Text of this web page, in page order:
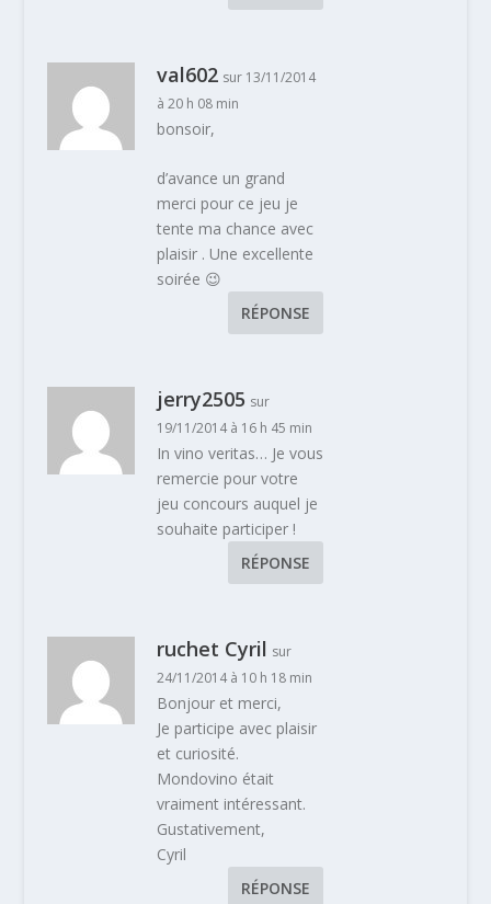
val602 sur 13/11/2014
à 20 h 08 min
bonsoir,
d’avance un grand
merci pour ce jeu je
tente ma chance avec
plaisir . Une excellente
soirée 😉
RÉPONSE
jerry2505 sur
19/11/2014 à 16 h 45 min
In vino veritas… Je vous
remercie pour votre
jeu concours auquel je
souhaite participer !
RÉPONSE
ruchet Cyril sur
24/11/2014 à 10 h 18 min
Bonjour et merci,
Je participe avec plaisir
et curiosité.
Mondovino était
vraiment intéressant.
Gustativement,
Cyril
RÉPONSE